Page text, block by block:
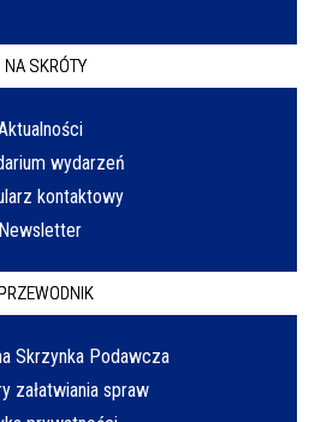
NA SKRÓTY
wydarzeń
kontaktowy
Newsletter
PRZEWODNIK
Skrzynka Podawcza
załatwiania spraw